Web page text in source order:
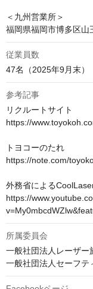
＜九州営業所＞
福岡県福岡市博多区
従業員数
47名（2025年9月末）
参考記事
リクルートサイト
https://
トヨコーのたれ
https://note.com/
外務省による
https://
所属委員会
一般社団法人レーザー
一般社団法人セーフテ